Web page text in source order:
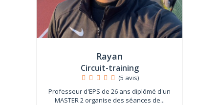
Rayan
Circuit-training
(5 avis)
Professeur d'EPS de 26 ans diplômé d'un
MASTER 2 organise des séances de...